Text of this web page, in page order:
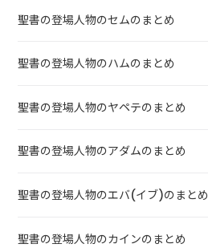
聖書の登場人物のセムのまとめ
聖書の登場人物のハムのまとめ
聖書の登場人物のヤペテのまとめ
聖書の登場人物のアダムのまとめ
聖書の登場人物のエバ(イブ)のまとめ
聖書の登場人物のカインのまとめ